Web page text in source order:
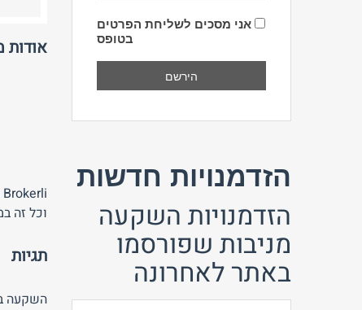
וכל זה
תגיות
השקעה
אני מסכים לשליחת הפרטים
בטופס
הזדמנויות חדשות
הזדמנויות השקעה
מניבות שפורסמו
באתר לאחרונה